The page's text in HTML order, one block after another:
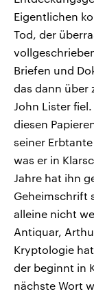
Eigentlichen
Tod, der
Briefen und
das dann über
John Lister
diesen
seiner
was er in
Jahre hat ihn
Geheimschrift
alleine nicht
Antiquar,
Kryptologie
der beginnt in
nächste Wort